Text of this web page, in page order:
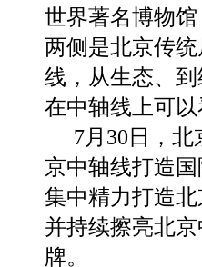
世界著名博物
两侧是北京传
线，从生态、
在中轴线上可
7月30日，
京中轴线打造
集中精力打造
并持续擦亮北
牌。